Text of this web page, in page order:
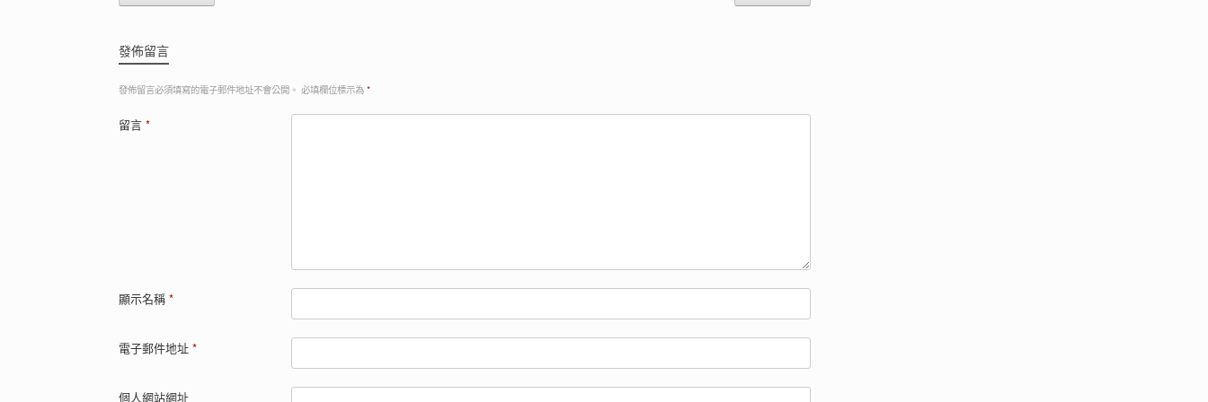
發佈留言
發佈留言必須填寫的電子郵件地址不會公開。 必填欄位標示為 *
留言 *
顯示名稱 *
電子郵件地址 *
個人網站網址